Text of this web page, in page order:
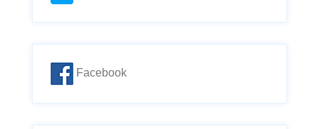
Facebook